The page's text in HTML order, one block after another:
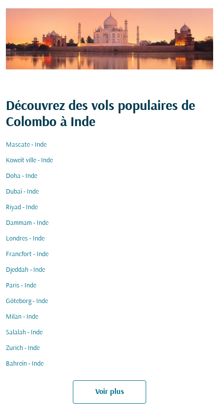
Découvrez des vols populaires de
Colombo à Inde
Mascate - Inde
Koweït ville - Inde
Doha - Inde
Dubaï - Inde
Riyad - Inde
Dammam - Inde
Londres - Inde
Francfort - Inde
Djeddah - Inde
Paris - Inde
Göteborg - Inde
Milan - Inde
Salalah - Inde
Zurich - Inde
Bahreïn - Inde
Voir plus